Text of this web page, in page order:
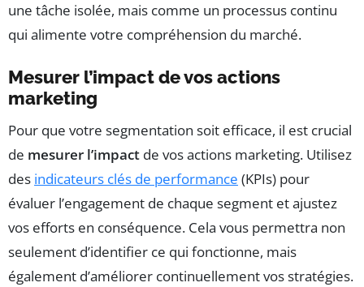
une tâche isolée, mais comme un processus continu
qui alimente votre compréhension du marché.
Mesurer l’impact de vos actions
marketing
Pour que votre segmentation soit efficace, il est crucial
de mesurer l’impact de vos actions marketing. Utilisez
des indicateurs clés de performance (KPIs) pour
évaluer l’engagement de chaque segment et ajustez
vos efforts en conséquence. Cela vous permettra non
seulement d’identifier ce qui fonctionne, mais
également d’améliorer continuellement vos stratégies.